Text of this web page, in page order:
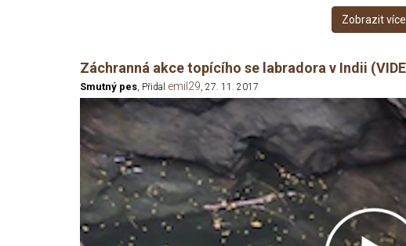
Zobrazit více
Záchranná akce topícího se labradora v Indii
Smutný pes, Přidal emil29, 27. 11. 2017